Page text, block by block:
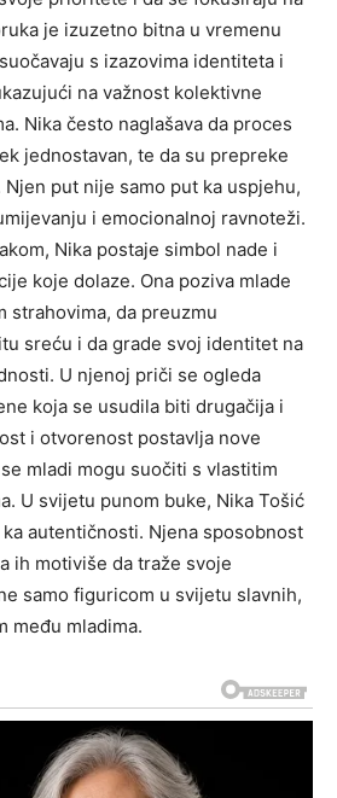
je izuzetno bitna u vremenu
s izazovima identiteta i
na važnost kolektivne
Nika često naglašava da proces
jednostavan, te da su prepreke
Njen put nije samo put ka uspjehu,
i emocionalnoj ravnoteži.
Nika postaje simbol nade i
koje dolaze. Ona poziva mlade
strahovima, da preuzmu
sreću i da grade svoj identitet na
U njenoj priči se ogleda
koja se usudila biti drugačija i
i otvorenost postavlja nove
mladi mogu suočiti s vlastitim
U svijetu punom buke, Nika Tošić
autentičnosti. Njena sposobnost
ih motiviše da traže svoje
samo figuricom u svijetu slavnih,
među mladima.